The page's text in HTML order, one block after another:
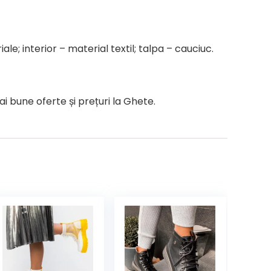
interior – material textil; talpa – cauciuc.
bune oferte și prețuri la Ghete.